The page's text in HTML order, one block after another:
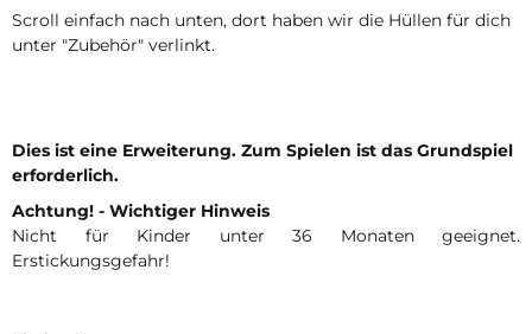
Scroll einfach nach unten, dort haben wir die Hüllen für dich
unter "Zubehör" verlinkt.
Dies ist eine Erweiterung. Zum Spielen ist das Grundspiel
erforderlich.
Achtung! - Wichtiger Hinweis
Nicht für Kinder unter 36 Monaten geeignet.
Erstickungsgefahr!